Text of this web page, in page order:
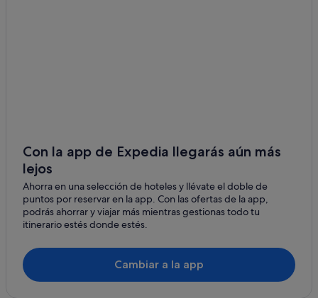
Con la app de Expedia llegarás aún más
lejos
Ahorra en una selección de hoteles y llévate el doble de
puntos por reservar en la app. Con las ofertas de la app,
podrás ahorrar y viajar más mientras gestionas todo tu
itinerario estés donde estés.
Cambiar a la app